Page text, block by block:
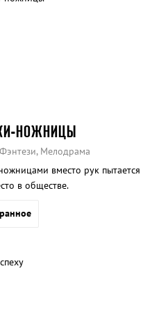
НОЖНИЦЫ
Мелодрама
вместо рук пытается
в обществе.